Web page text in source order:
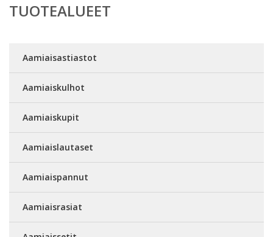
TUOTEALUEET
Aamiaisastiastot
Aamiaiskulhot
Aamiaiskupit
Aamiaislautaset
Aamiaispannut
Aamiaisrasiat